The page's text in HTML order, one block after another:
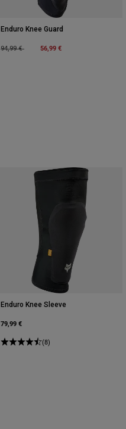
Enduro Knee Guard
Price reduced from
94,99 €to 56,99 €
Enduro Knee Sleeve
79,99 €
(8)